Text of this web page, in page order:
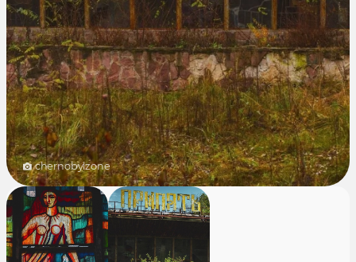
chernobylzone